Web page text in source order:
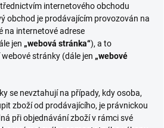
internetového obchodu
obchod je prodávajícím provozován na
na internetové adrese
jen „webová stránka“), a to
stránky (dále jen „webové
nevztahují na případy, kdy osoba,
zboží od prodávajícího, je právnickou
při objednávání zboží v rámci své